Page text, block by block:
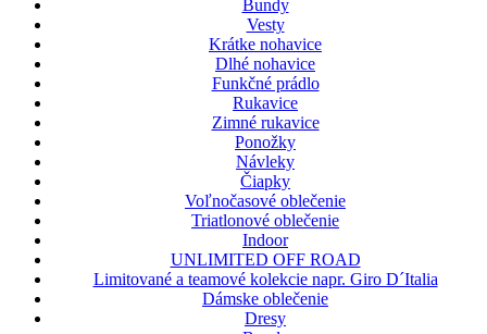
Bundy
Vesty
Krátke nohavice
Dlhé nohavice
Funkčné prádlo
Rukavice
Zimné rukavice
Ponožky
Návleky
Čiapky
Voľnočasové oblečenie
Triatlonové oblečenie
Indoor
UNLIMITED OFF ROAD
Limitované a teamové kolekcie napr. Giro D´Italia
Dámske oblečenie
Dresy